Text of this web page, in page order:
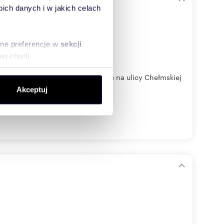
danych i w jakich celach
preferencje w sekcji
chwili.
społecznościowym,
od Ciebie lub
Akceptuj
mieszkanie zlokalizowane na ulicy Chełmskiej